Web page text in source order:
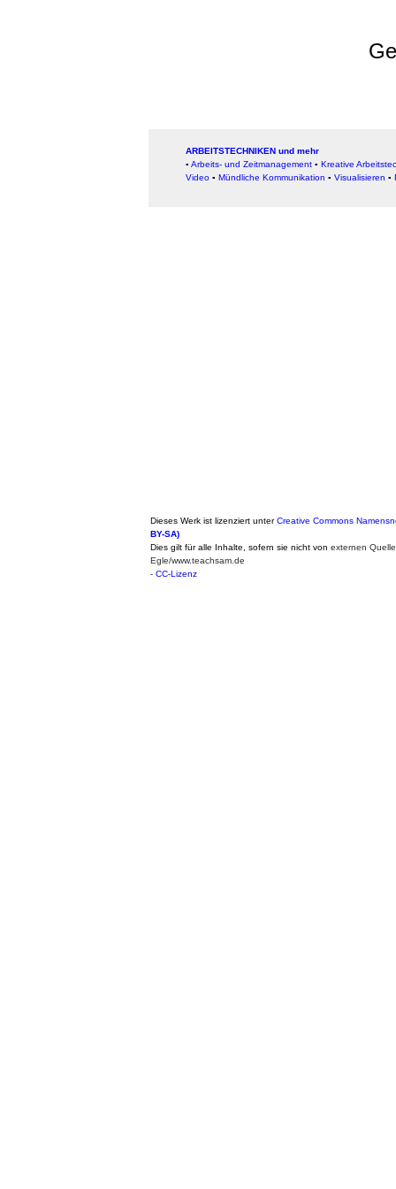
ARBEITSTECHNIKEN und mehr
▪ Arbeits- und Zeitmanagement ▪ Kreative
Video ▪ Mündliche Kommunikation ▪ Visualisieren ▪
Dieses Werk ist lizenziert unterCreative Commons
BY-SA)
Dies gilt für alle Inhalte, sofern sie nicht von externen
Egle/www.teachsam.de
- CC-Lizenz